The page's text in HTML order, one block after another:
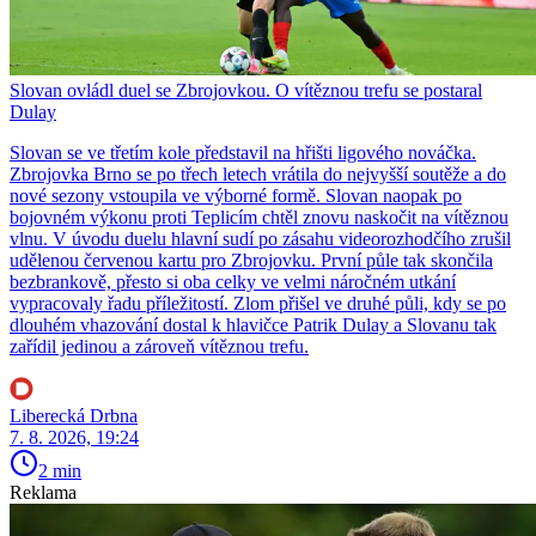
Slovan ovládl duel se Zbrojovkou. O vítěznou trefu se postaral
Dulay
Slovan se ve třetím kole představil na hřišti ligového nováčka.
Zbrojovka Brno se po třech letech vrátila do nejvyšší soutěže a do
nové sezony vstoupila ve výborné formě. Slovan naopak po
bojovném výkonu proti Teplicím chtěl znovu naskočit na vítěznou
vlnu. V úvodu duelu hlavní sudí po zásahu videorozhodčího zrušil
udělenou červenou kartu pro Zbrojovku. První půle tak skončila
bezbrankově, přesto si oba celky ve velmi náročném utkání
vypracovaly řadu příležitostí. Zlom přišel ve druhé půli, kdy se po
dlouhém vhazování dostal k hlavičce Patrik Dulay a Slovanu tak
zařídil jedinou a zároveň vítěznou trefu.
Liberecká Drbna
7. 8. 2026, 19:24
2 min
Reklama